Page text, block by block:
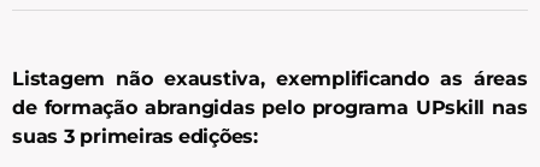
Listagem não exaustiva, exemplificando as áreas
de formação abrangidas pelo programa UPskill nas
suas 3 primeiras edições: